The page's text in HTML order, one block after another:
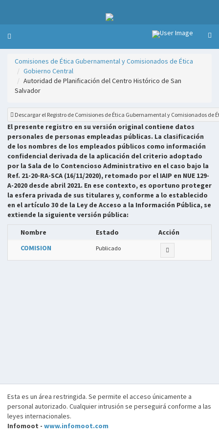
Comisiones de Ética Gubernamental y Comisionados de Ética
Gobierno Central
Autoridad de Planificación del Centro Histórico de San
Salvador
Descargar el Registro de Comisiones de Ética Gubernamental y Comisionados de
El presente registro en su versión original contiene datos
personales de personas empleadas públicas. La clasificación
de los nombres de los empleados públicos como información
confidencial derivada de la aplicación del criterio adoptado
por la Sala de lo Contencioso Administrativo en el caso bajo la
Ref. 21-20-RA-SCA (16/11/2020), retomado por el IAIP en NUE 129-
A-2020 desde abril 2021. En ese contexto, es oportuno proteger
la esfera privada de sus titulares y, conforme a lo establecido
en el artículo 30 de la Ley de Acceso a la Información Pública, se
extiende la siguiente versión pública:
Nombre
Estado
Acción
COMISION
Publicado
Esta es un área restringida. Se permite el acceso únicamente a
personal autorizado. Cualquier intrusión se perseguirá conforme a las
leyes internacionales.
Infomoot - www.infomoot.com